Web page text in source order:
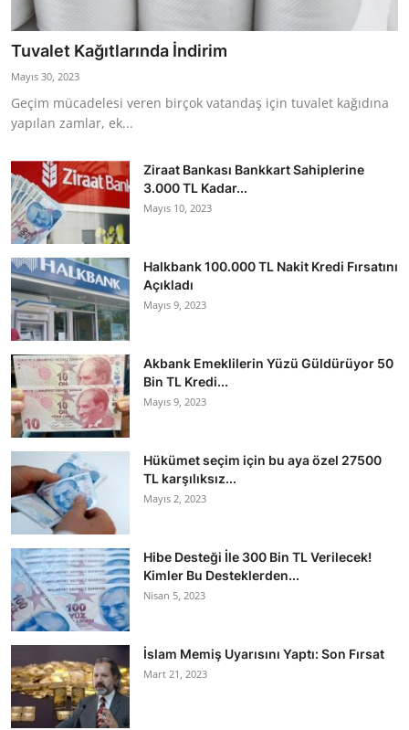
Tuvalet Kağıtlarında İndirim
Mayıs 30, 2023
Geçim mücadelesi veren birçok vatandaş için tuvalet kağıdına
yapılan zamlar, ek...
Ziraat Bankası Bankkart Sahiplerine
3.000 TL Kadar...
Mayıs 10, 2023
Halkbank 100.000 TL Nakit Kredi Fırsatını
Açıkladı
Mayıs 9, 2023
Akbank Emeklilerin Yüzü Güldürüyor 50
Bin TL Kredi...
Mayıs 9, 2023
Hükümet seçim için bu aya özel 27500
TL karşılıksız...
Mayıs 2, 2023
Hibe Desteği İle 300 Bin TL Verilecek!
Kimler Bu Desteklerden...
Nisan 5, 2023
İslam Memiş Uyarısını Yaptı: Son Fırsat
Mart 21, 2023